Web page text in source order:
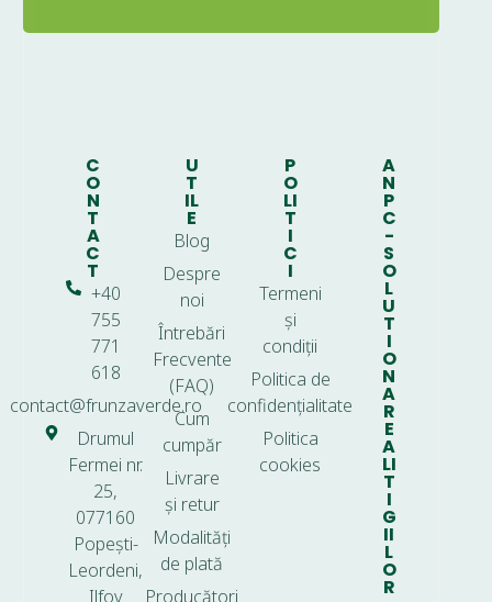
C
O
N
T
A
C
T
+40
755
771
618
contact@frunzaverde.ro
Drumul
Fermei nr.
25,
077160
Popești-
Leordeni,
Ilfov
U
T
IL
E
Blog
Despre
noi
Întrebări
Frecvente
(FAQ)
Cum
cumpăr
Livrare
și retur
Modalități
de plată
Producători
P
O
LI
T
I
C
I
Termeni
și
condiții
Politica de
confidențialitate
Politica
cookies
A
N
P
C
-
S
O
L
U
T
I
O
N
A
R
E
A
LI
T
I
G
II
L
O
R